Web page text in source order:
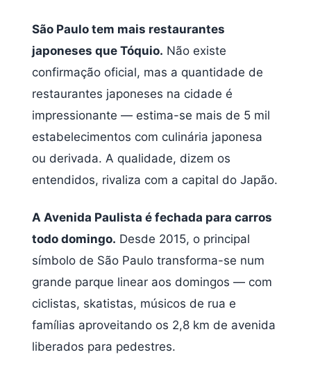
São Paulo tem mais restaurantes
japoneses que Tóquio. Não existe
confirmação oficial, mas a quantidade de
restaurantes japoneses na cidade é
impressionante — estima-se mais de 5 mil
estabelecimentos com culinária japonesa
ou derivada. A qualidade, dizem os
entendidos, rivaliza com a capital do Japão.
A Avenida Paulista é fechada para carros
todo domingo. Desde 2015, o principal
símbolo de São Paulo transforma-se num
grande parque linear aos domingos — com
ciclistas, skatistas, músicos de rua e
famílias aproveitando os 2,8 km de avenida
liberados para pedestres.